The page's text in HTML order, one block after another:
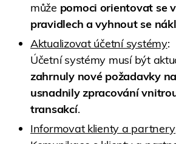
může pomoci orientovat se
pravidlech a vyhnout se
Aktualizovat účetní systémy:
Účetní systémy musí být
zahrnuly nové požadavky
usnadnily zpracování
transakcí.
Informovat klienty a partnery